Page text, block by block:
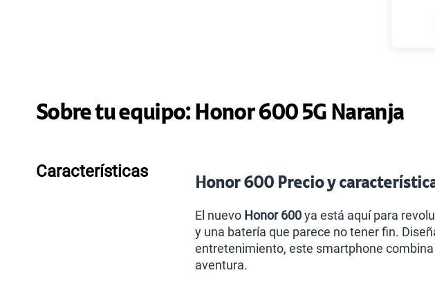
Sobre tu equipo: Honor600 5G Naranja
Características
Honor 600 Precio y
El nuevo Honor 600ya está aquí para
y una batería que parece no tener fin.
entretenimiento, este smartphone
aventura.